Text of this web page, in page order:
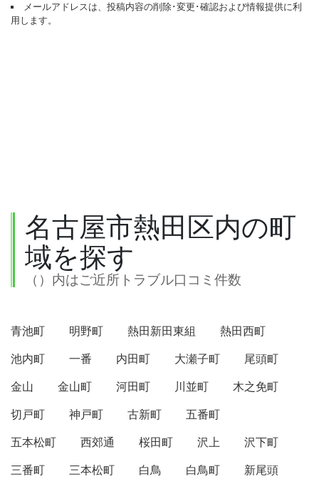
メールアドレスは、投稿内容の削除･変更･確認および情報提供に利
用します。
名古屋市熱田区内の町
域を探す
（）内はご近所トラブル口コミ件数
青池町 明野町 熱田新田東組
熱田西町
池内町
一番 内田町 大瀬子町
尾頭町
金山
金山町 河田町 川並町
木之免町
切戸町
神戸町 古新町
五番町
五本松町
西郊通 桜田町 沢上
沢下町
三番町
三本松町 白鳥 白鳥町
新尾頭